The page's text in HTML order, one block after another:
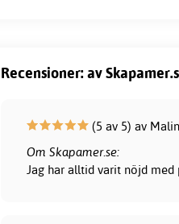
Recensioner: av
(5 av 5) av
Om Skapamer.se:
Jag har alltid varit nöjd med